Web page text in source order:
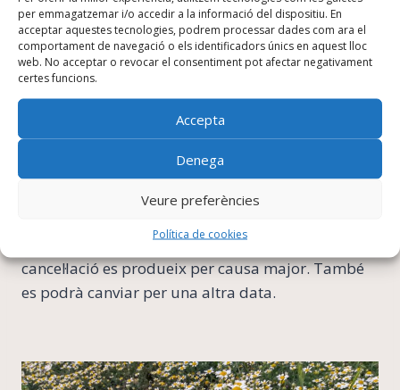
per emmagatzemar i/o accedir a la informació del dispositiu. En
acceptar aquestes tecnologies, podrem processar dades com ara el
comportament de navegació o els identificadors únics en aquest lloc
web. No acceptar o revocar el consentiment pot afectar negativament
certes funcions.
Accepta
Denega
Veure preferències
Política de cookies
temporada alta, l’estada mínima a casa nostra és
de 2 nits.
Si el client no es presenta a l’establiment sense
avís, se li carregarà l’import total.
l’arribada. No s’aplicarà cap càrrec quan aquesta
cancel·lació es produeix per causa major. També
es podrà canviar per una altra data.